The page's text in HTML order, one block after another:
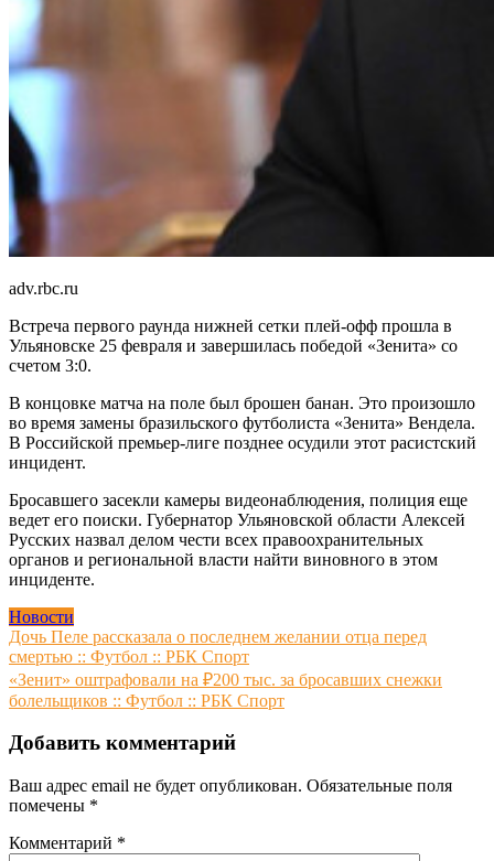
adv.rbc.ru
Встреча первого раунда нижней сетки плей-офф прошла в
Ульяновске 25 февраля и завершилась победой «Зенита» со
счетом 3:0.
В концовке матча на поле был брошен банан. Это произошло
во время замены бразильского футболиста «Зенита» Вендела.
В Российской премьер-лиге позднее осудили этот расистский
инцидент.
Бросавшего засекли камеры видеонаблюдения, полиция еще
ведет его поиски. Губернатор Ульяновской области Алексей
Русских назвал делом чести всех правоохранительных
органов и региональной власти найти виновного в этом
инциденте.
Новости
Навигация
по
записям
Дочь Пеле рассказала о последнем желании отца перед
смертью :: Футбол :: РБК Спорт
«Зенит» оштрафовали на ₽200 тыс. за бросавших снежки
болельщиков :: Футбол :: РБК Спорт
Добавить комментарий
Ваш адрес email не будет опубликован. Обязательные поля
помечены *
Комментарий *